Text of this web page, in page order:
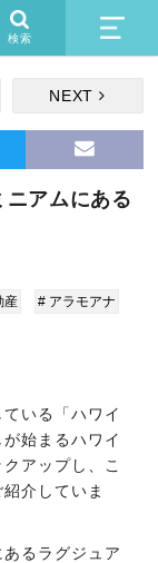
検索
NEXT
アムにある
産 # アラモアナ
いる「ハワイ
始まるハワイ
アップし、こ
介していま
るラグジュア